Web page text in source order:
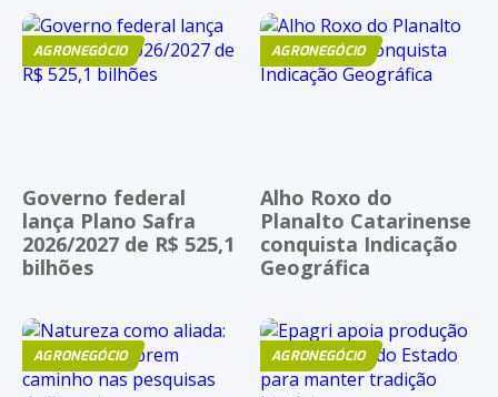
AGRONEGÓCIO
Governo federal
lança Plano Safra
2026/2027 de R$ 525,1
bilhões
AGRONEGÓCIO
Alho Roxo do
Planalto Catarinense
conquista Indicação
Geográfica
AGRONEGÓCIO AGRONEGÓCIO